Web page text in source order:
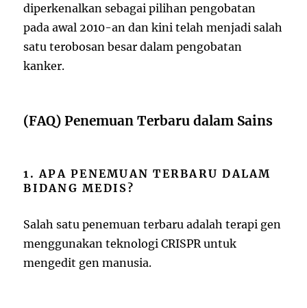
diperkenalkan sebagai pilihan pengobatan
pada awal 2010-an dan kini telah menjadi salah
satu terobosan besar dalam pengobatan
kanker.
(FAQ) Penemuan Terbaru dalam Sains
1. APA PENEMUAN TERBARU DALAM
BIDANG MEDIS?
Salah satu penemuan terbaru adalah terapi gen
menggunakan teknologi CRISPR untuk
mengedit gen manusia.